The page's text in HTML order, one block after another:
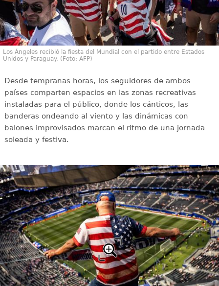
Los Ángeles recibió la fiesta del Mundial con el partido entre Estados
Unidos y Paraguay. (Foto: AFP)
Desde tempranas horas, los seguidores de ambos
países comparten espacios en las zonas recreativas
instaladas para el público, donde los cánticos, las
banderas ondeando al viento y las dinámicas con
balones improvisados marcan el ritmo de una jornada
soleada y festiva.